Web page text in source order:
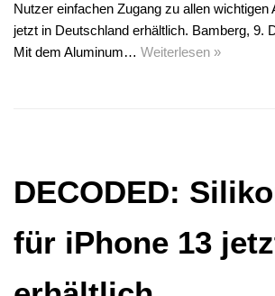
Nutzer einfachen Zugang zu allen
jetzt in Deutschland erhältlich. Bamberg, 9.
Mit dem Aluminum… Weiterlesen »
DECODED:
für iPhone 13